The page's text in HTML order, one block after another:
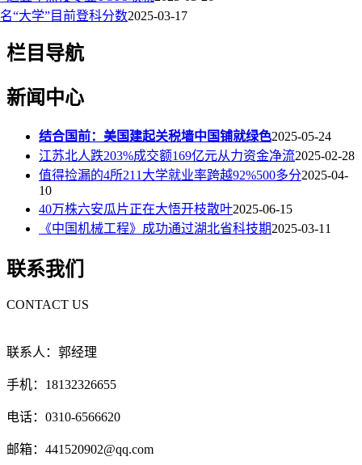
“大学”目前登科分数2025-03-17
栏目导航
新闻中心
结合国前：美国建起关税墙中国铺就绿色2025-05-24
江苏北人跌203%成交额169亿元从力资金净流2025-02-28
值得捡漏的4所211大学就业率跨越92%500多分2025-04-
10
40万株六安瓜片正在大悟开枝散叶2025-06-15
《中国机械工程》成功通过湖北省科技期2025-03-11
联系我们
CONTACT US
联系人：郭经理
手机：18132326655
电话：0310-6566620
邮箱：441520902@qq.com